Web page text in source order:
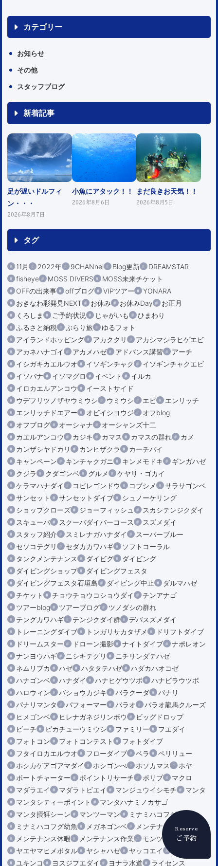
Reserve
ご予約
カテゴリー
お知らせ
その他
スタッフブログ
新着記事
足が遅いドルフィ
ン・・・
2026年8月7日
小魚にアタック！！
2026年8月6日
まだ良きお天気！！
2026年8月5日
タグ
11月 2022年 9CHANnel Blog更新
DREAMSTAR
fisheye
MOSS DIVERS
MOSS未来チケット
OFFの出来事
offブログ VIPツアー
YONARA
おきなわ彩発見NEXT
お休み お休みDay
お正月
くろしま
ご予約状況 じゃがいも
ひまわり
ふるさと納税
ぶらり旅
ゆるフォト
アイランドホッピング
アカククリ
アカシマシラヒゲエビ
アカネハナゴイ
アカメハゼ アドバンス講習
アーチ
イシガキカエルウオ
イソギンチャク
イソギンチャクエビ
イソバナ
イソマグロ イベント
イルカ
イロカエルアンコウ
イーストサイド
ウデフリツノザヤウミウシ
ウミウシ エビ
エンリッチ
エンリッチドエアー
オビイシヨウジ
オフblog
オフブログ
オーシャナ
オーシャンズ十二
カエルアンコウ
カジキ カマス カマスの群れ
カメ
カンザシヤドカリ
カンヒザクラ
カーチバイ
キャンペーン
キンチャクガニ キンメモドキ
ギンガハゼ
クジラ
クダゴンベ グルメ
ケヤリ・ゴカイ
ケラマハナダイ
コビレゴンドウ コブシメ
サラサゴンベ
サンセット
サンセットダイブ
シュノーケリング
ショップクローズ
ジョーフィッシュ
スカシテンジクダイ
スキューバ
スクーバダイバーコース
スズメダイ
スタッフ紹介
スミレナガハナダイ
スーパーブルー
セソコテグリ
セダカカワハギ
ソフトコーラル
タンクメンテナンス
ダイビグ
ダイビング
ダイビングショップ
ダイビングフェスタ
ダイビングフェスタ石垣島
ダイビング中止
ダルマハゼ
チケット
チョウチョウコショウダイ
チンアナゴ
ツアーblog
ツアーブログ
ツノダシの群れ
テングカワハギ
テンジクダイ群
デバスズメダイ
トレーニングダイブ
トンガリサカタザメ
ドリフトダイブ
ドリームスター
ドローン撮影 ナイトダイブ
ナポレオン
ナンヨウハギ
ニシキテグリ
ニチリンダテハゼ
ネムリブカ
ハゼ ハタタテハゼ
ハダカハオコゼ
ハナゴンベ
ハナダイ ハナヒゲウツボ
ハナビラウツボ
ハロウィン
バショウカジキ バラクーダ
パナリ
パナリマンタ
パフォーマー パラオ
パラオ龍馬クルーズ
ヒメゴンベ
ヒレナガネジリンボウ
ビッグドロップ
ビーチ
ピカチューウミウシ ファミリー
フエダイ
フォトコン
フォトコンテスト
フォトダイブ
フタイロカエルウオ
フローダイブ ベラ
ペリリュー
ホシカゲアゴアマダイ
ホシゴンべ ホソカマス
ホヤ
ボートチャーター
ポイントリサーチ ポリプ
マクロ
マダラエイ
マダラトビエイ マンジュウイシモチ
マンタ
マンタシティーポイント
マンタハナミノカサゴ
マンタ摂餌シーン
マンツーマン
ミナミハコフグ
ミナミハコフグ幼魚
メガネゴンベ
メンテナンス
メンテナンス休暇
メンテナンス作業
モンツキカエルウオ
ヤエヤマヒメボタル
ヤシャハゼ ヤッコエイ
ユキンコ
ヨスジフエダイ ヨナラ水道 ライセンス